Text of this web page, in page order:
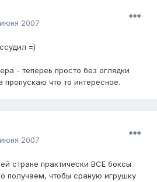
2007
=)
- тепереь просто без оглядки
что то интересное.
2007
стране практически ВСЕ боксы
получаем, чтобы сраную игрушку